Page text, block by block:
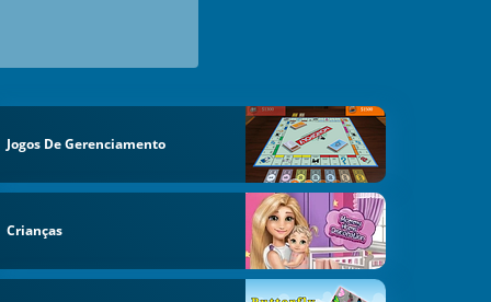
Jogos De Gerenciamento
Crianças